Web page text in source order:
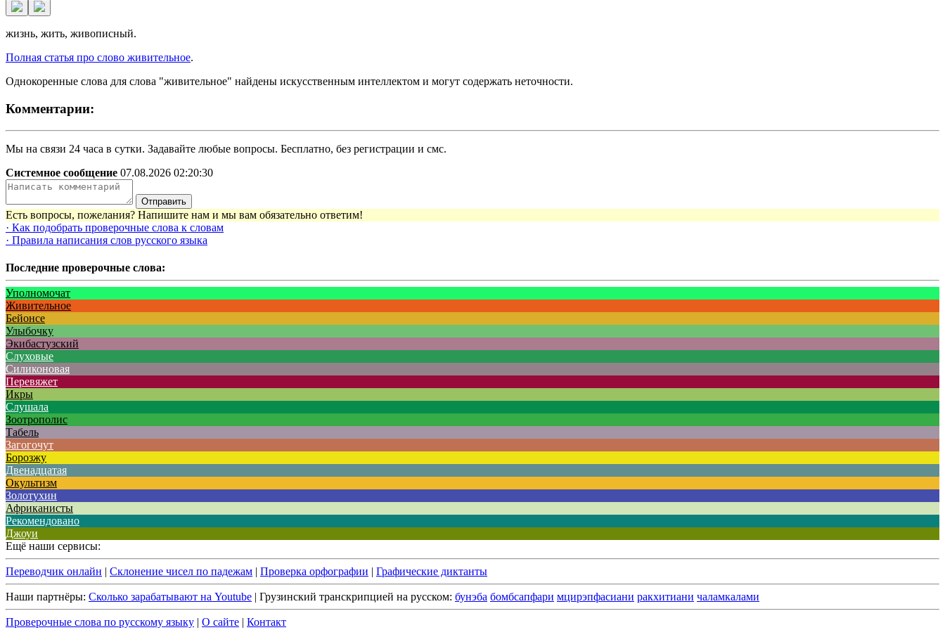
жизнь, жить, живописный.
Полная статья про слово живительное.
Однокоренные слова для слова "живительное" найдены искусственным интеллектом и могут содержать неточности.
Комментарии:
Мы на связи 24 часа в сутки. Задавайте любые вопросы. Бесплатно, без регистрации и смс.
Системное сообщение 07.08.2026 02:20:30
Отправить
Есть вопросы, пожелания? Напишите нам и мы вам обязательно ответим!
· Как подобрать проверочные слова к словам
· Правила написания слов русского языка
Последние проверочные слова:
Уполномочат
Живительное
Бейонсе
Улыбочку
Экибастузский
Слуховые
Силиконовая
Перевяжет
Икры
Слушала
Зоотрополис
Табель
Загогочут
Борозжу
Двенадцатая
Окультизм
Золотухин
Африканисты
Рекомендовано
Джоуи
Ещё наши сервисы:
Переводчик онлайн | Склонение чисел по падежам | Проверка орфографии | Графические диктанты
Наши партнёры: Сколько зарабатывают на Youtube | Грузинский транскрипцией на русском: бунэба бомбсапфари мцирэпфасиани ракхитиани чаламкалами
Проверочные слова по русскому языку | О сайте | Контакт